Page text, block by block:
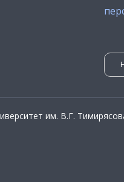
им. В.Г.